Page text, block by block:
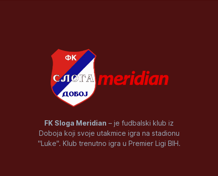
FK Sloga Meridian – je fudbalski klub iz
Doboja koji svoje utakmice igra na stadionu
"Luke". Klub trenutno igra u Premier Ligi BIH.